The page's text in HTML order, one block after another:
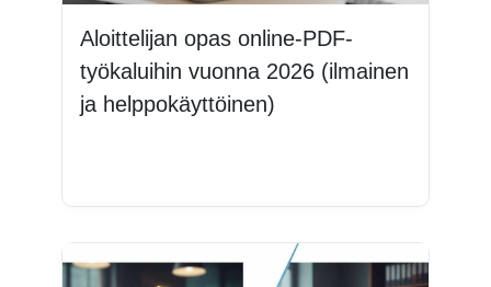
Aloittelijan opas online-PDF-
työkaluihin vuonna 2026 (ilmainen
ja helppokäyttöinen)